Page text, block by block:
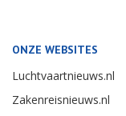
ONZE WEBSITES
Luchtvaartnieuws.nl
Zakenreisnieuws.nl